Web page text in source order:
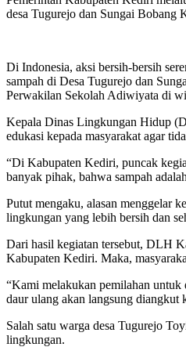
desa Tugurejo dan Sungai Bobang
Di Indonesia, aksi bersih-bersih
sampah di Desa Tugurejo dan
Perwakilan Sekolah Adiwiyata di
Kepala Dinas Lingkungan Hidup
edukasi kepada masyarakat agar
“Di Kabupaten Kediri, puncak
banyak pihak, bahwa sampah
Putut mengaku, alasan menggelar
lingkungan yang lebih bersih dan
Dari hasil kegiatan tersebut, DLH
Kabupaten Kediri. Maka,
“Kami melakukan pemilahan
daur ulang akan langsung diangkut
Salah satu warga desa Tugurejo
lingkungan.